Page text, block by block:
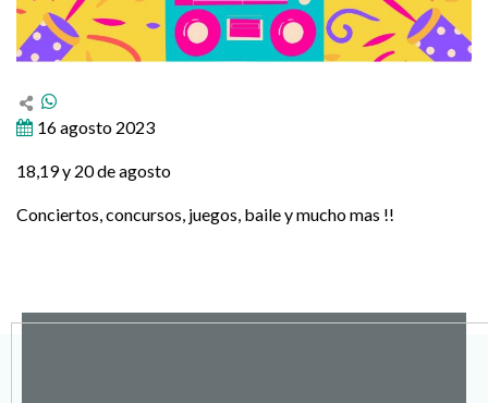
16 agosto 2023
18,19 y 20 de agosto
Conciertos, concursos, juegos, baile y mucho mas !!